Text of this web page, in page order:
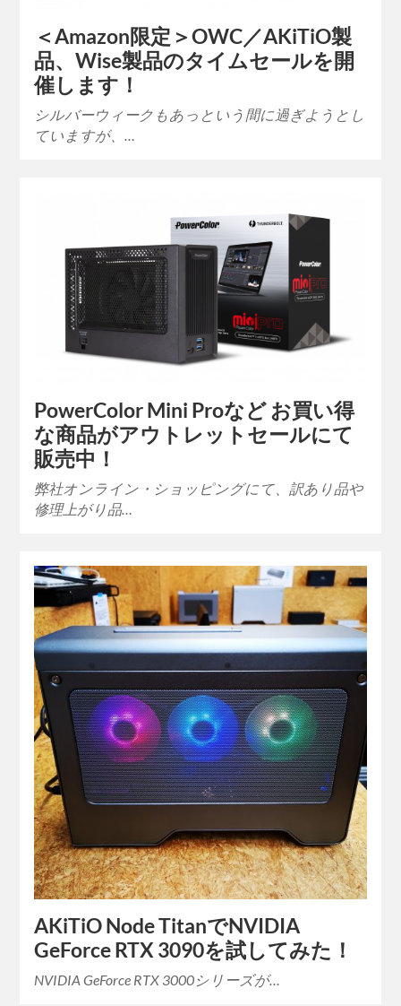
＜Amazon限定＞OWC／AKiTiO製
品、Wise製品のタイムセールを開
催します！
シルバーウィークもあっという間に過ぎようとし
ていますが、…
PowerColor Mini Proなど お買い得
な商品がアウトレットセールにて
販売中！
弊社オンライン・ショッピングにて、訳あり品や
修理上がり品…
AKiTiO Node TitanでNVIDIA
GeForce RTX 3090を試してみた！
NVIDIA GeForce RTX 3000シリーズが…